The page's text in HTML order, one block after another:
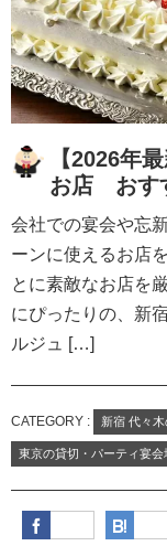
【2026年
お店 おす
会社での宴会や忘
ーンに使えるお店
とに素敵なお店を
にぴったりの、新
ルジュ […]
CATEGORY : 新宿 代々
東京の貸切・パーティ宴会